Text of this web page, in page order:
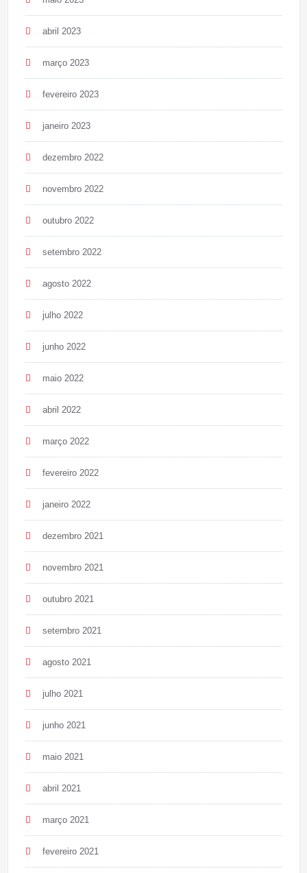
abril 2023
março 2023
fevereiro 2023
janeiro 2023
dezembro 2022
novembro 2022
outubro 2022
setembro 2022
agosto 2022
julho 2022
junho 2022
maio 2022
abril 2022
março 2022
fevereiro 2022
janeiro 2022
dezembro 2021
novembro 2021
outubro 2021
setembro 2021
agosto 2021
julho 2021
junho 2021
maio 2021
abril 2021
março 2021
fevereiro 2021